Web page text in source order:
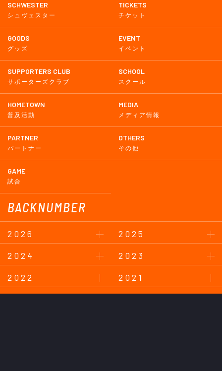
SCHWESTER
シュヴェスター
TICKETS
チケット
GOODS
グッズ
EVENT
イベント
SUPPORTERS CLUB
サポーターズクラブ
SCHOOL
スクール
HOMETOWN
普及活動
MEDIA
メディア情報
PARTNER
パートナー
OTHERS
その他
GAME
試合
BACKNUMBER
2026
2025
2024
2023
2022
2021